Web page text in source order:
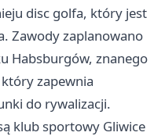
disc golfa, który jest
Zawody zaplanowano
Habsburgów, znanego
zapewnia
do rywalizacji.
klub sportowy Gliwice